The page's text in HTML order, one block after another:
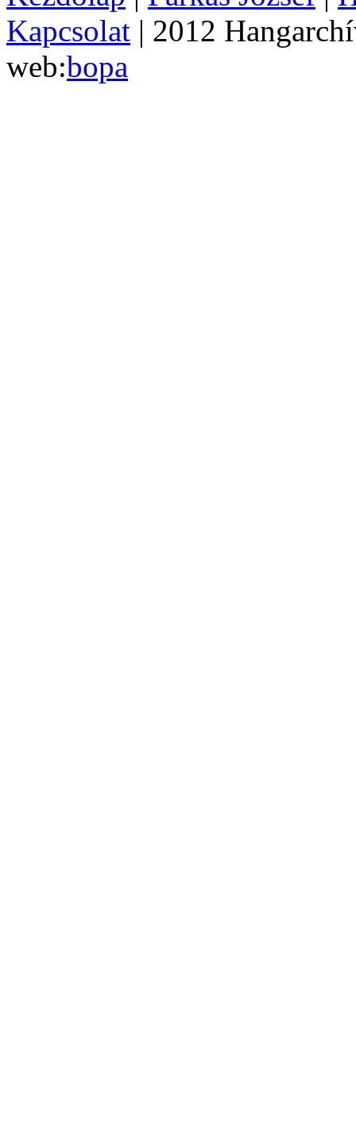
Kapcsolat | 2012
web:bopa